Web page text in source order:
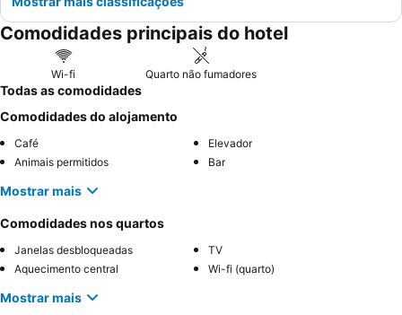
Comodidades principais do hotel
Wi-fi Quarto não fumadores
Todas as comodidades
Comodidades do alojamento
Café
Elevador
Animais permitidos
Bar
Mostrar mais
Comodidades nos quartos
Janelas desbloqueadas
TV
Aquecimento central
Wi-fi (quarto)
Mostrar mais